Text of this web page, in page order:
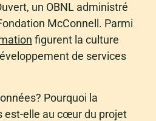
un OBNL administré
McConnell. Parmi
figurent la culture
de services
Pourquoi la
est-elle au cœur du projet